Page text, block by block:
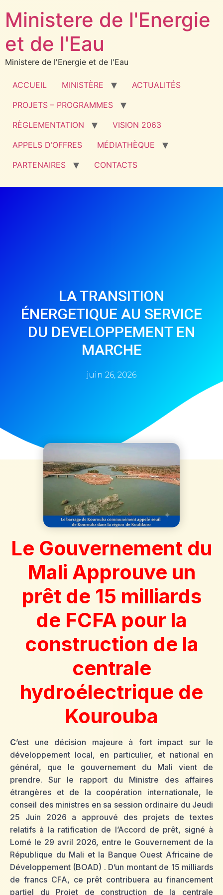
Ministere de l'Energie
et de l'Eau
Ministere de l'Energie et de l'Eau
ACCUEIL MINISTÈRE
ACTUALITÉS
PROJETS – PROGRAMMES
RÈGLEMENTATION
VISION 2063
APPELS D’OFFRES
MÉDIATHÈQUE
PARTENAIRES
CONTACTS
LA TRANSITION
ÉNERGETIQUE AU SERVICE
DU DEVELOPPEMENT EN
MARCHE
juin 26, 2026
Le Gouvernement du
Mali Approuve un
prêt de 15 milliards
de FCFA pour la
construction de la
centrale
hydroélectrique de
Kourouba
C’est une décision majeure à fort impact sur le
développement local, en particulier, et national en
général, que le gouvernement du Mali vient de
prendre. Sur le rapport du Ministre des affaires
étrangères et de la coopération internationale, le
conseil des ministres en sa session ordinaire du Jeudi
25 Juin 2026 a approuvé des projets de textes
relatifs à la ratification de l’Accord de prêt, signé à
Lomé le 29 avril 2026, entre le Gouvernement de la
République du Mali et la Banque Ouest Africaine de
Développement (BOAD) . D’un montant de 15 milliards
de francs CFA, ce prêt contribuera au financement
partiel du Projet de construction de la centrale